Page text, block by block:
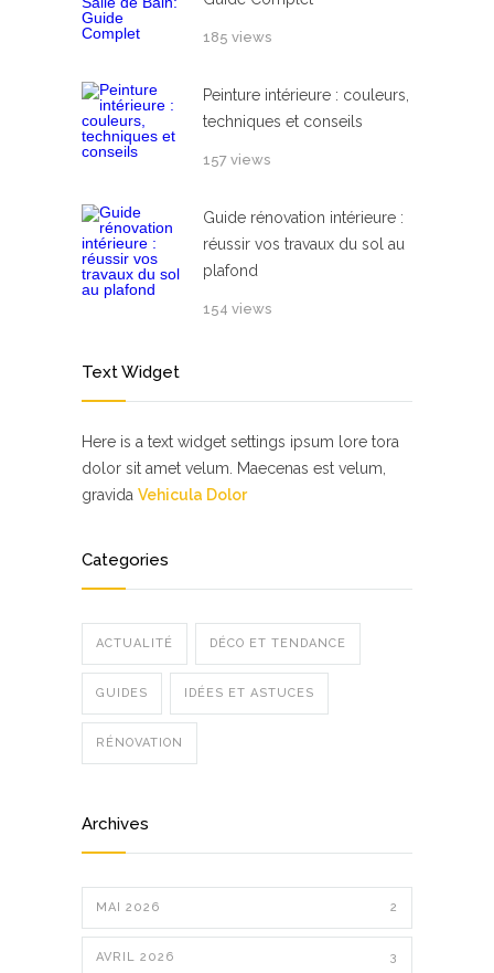
185 views
Peinture intérieure : couleurs,
techniques et conseils
157 views
Guide rénovation intérieure :
réussir vos travaux du sol au
plafond
154 views
Text Widget
Here is a text widget settings ipsum lore tora
dolor sit amet velum. Maecenas est velum,
gravida Vehicula Dolor
Categories
ACTUALITÉ DÉCO ET TENDANCE
GUIDES IDÉES ET ASTUCES
RÉNOVATION
Archives
MAI 2026 2
AVRIL 2026 3